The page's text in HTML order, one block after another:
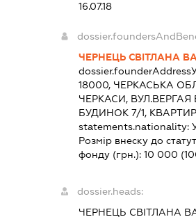
16.07.18
ЧЕРНЕЦЬ СВІТЛАНА
dossier.founderAddress
18000, ЧЕРКАСЬКА
ЧЕРКАСИ, ВУЛ.ВЕРГАЯ
БУДИНОК 7/1,
statements.nationality:
Розмір внеску до
фонду (грн.): 10 000
dossier.heads:
ЧЕРНЕЦЬ СВІТЛАНА